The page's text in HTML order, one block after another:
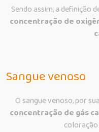
Sendo assim, a definição
concentração de
Sangue venoso
O sangue venoso, por
concentração de gás